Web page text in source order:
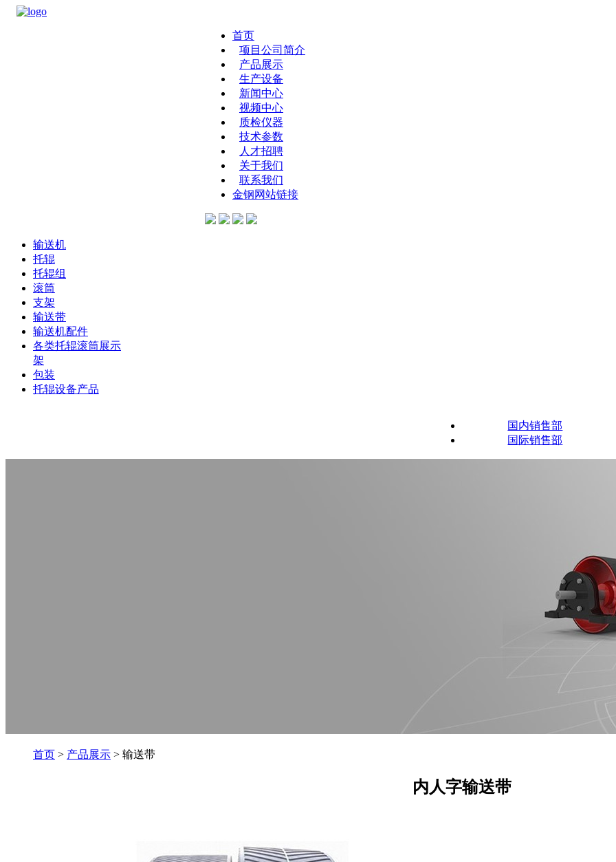
首页
项目公司简介
产品展示
生产设备
新闻中心
视频中心
质检仪器
技术参数
人才招聘
关于我们
联系我们
金钢网站链接
输送机
托辊
托辊组
滚筒
支架
输送带
输送机配件
各类托辊滚筒展示
架
包装
托辊设备产品
国内销售部
国际销售部
首页 > 产品展示 > 输送带
内人字输送带